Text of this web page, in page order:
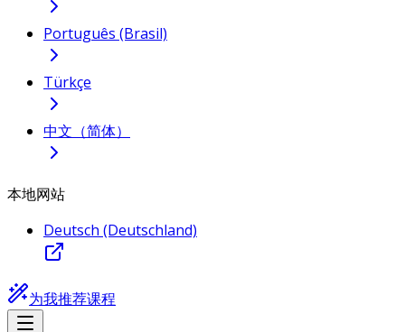
Português (Brasil)
Türkçe
中文（简体）
本地网站
Deutsch (Deutschland)
为我推荐课程